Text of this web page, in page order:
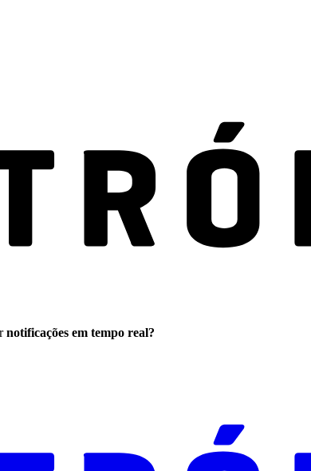
notificações em tempo real?